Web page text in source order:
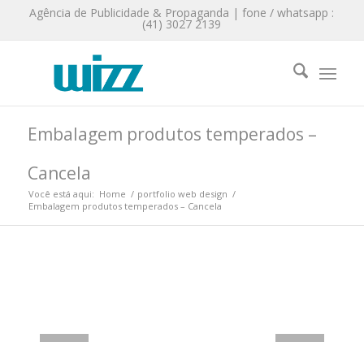
Agência de Publicidade & Propaganda | fone / whatsapp :
(41) 3027 2139
Embalagem produtos temperados –
Cancela
Você está aqui: Home / portfolio web design /
Embalagem produtos temperados – Cancela